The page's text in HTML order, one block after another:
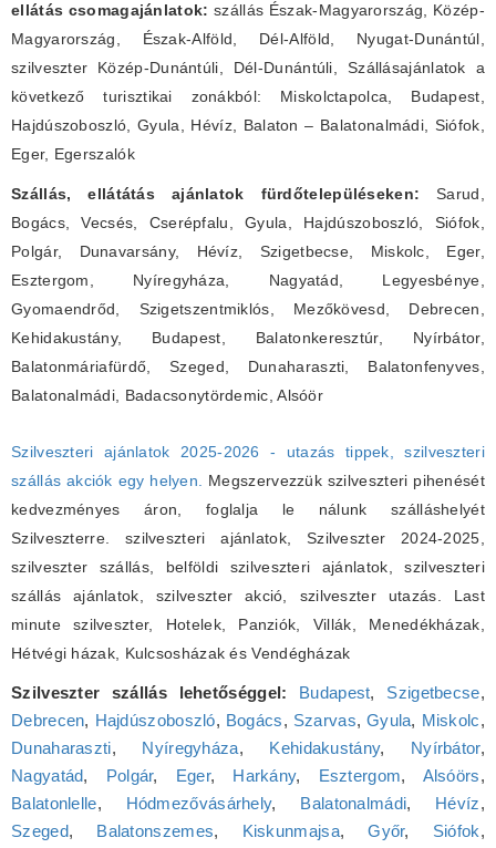
ellátás csomagajánlatok: szállás Észak-Magyarország, Közép-
Magyarország, Észak-Alföld, Dél-Alföld, Nyugat-Dunántúl,
szilveszter Közép-Dunántúli, Dél-Dunántúli, Szállásajánlatok a
következő turisztikai zonákból: Miskolctapolca, Budapest,
Hajdúszoboszló, Gyula, Hévíz, Balaton – Balatonalmádi, Siófok,
Eger, Egerszalók
Szállás, ellátátás ajánlatok fürdőtelepüléseken:Sarud,
Bogács, Vecsés, Cserépfalu, Gyula, Hajdúszoboszló, Siófok,
Polgár, Dunavarsány, Hévíz, Szigetbecse, Miskolc, Eger,
Esztergom, Nyíregyháza, Nagyatád, Legyesbénye,
Gyomaendrőd, Szigetszentmiklós, Mezőkövesd, Debrecen,
Kehidakustány, Budapest, Balatonkeresztúr, Nyírbátor,
Balatonmáriafürdő, Szeged, Dunaharaszti, Balatonfenyves,
Balatonalmádi, Badacsonytördemic, Alsóör
Szilveszteri ajánlatok 2025-2026 - utazás tippek, szilveszteri
szállás akciók egy helyen. Megszervezzük szilveszteri pihenését
kedvezményes áron, foglalja le nálunk szálláshelyét
Szilveszterre. szilveszteri ajánlatok, Szilveszter 2024-2025,
szilveszter szállás, belföldi szilveszteri ajánlatok, szilveszteri
szállás ajánlatok, szilveszter akció, szilveszter utazás. Last
minute szilveszter, Hotelek, Panziók, Villák, Menedékházak,
Hétvégi házak, Kulcsosházak és Vendégházak
Szilveszter szállás lehetőséggel: Budapest, Szigetbecse,
Debrecen, Hajdúszoboszló, Bogács, Szarvas, Gyula, Miskolc,
Dunaharaszti, Nyíregyháza, Kehidakustány, Nyírbátor,
Nagyatád, Polgár, Eger, Harkány, Esztergom, Alsóörs,
Balatonlelle, Hódmezővásárhely, Balatonalmádi, Hévíz,
Szeged, Balatonszemes, Kiskunmajsa,Győr, Siófok,